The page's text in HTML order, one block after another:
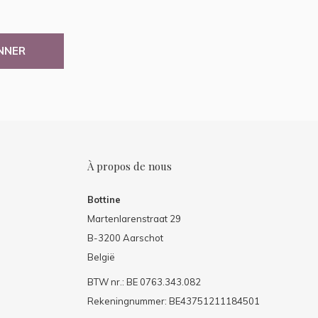
À propos de nous
Bottine
Martenlarenstraat 29
B-3200 Aarschot
België
BTW nr.: BE 0763.343.082
Rekeningnummer: BE43751211184501